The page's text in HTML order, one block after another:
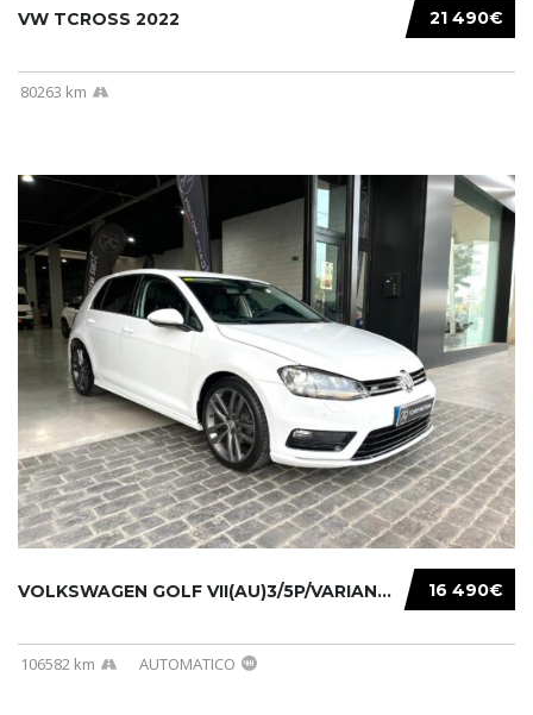
21 490€
VW TCROSS 2022
80263 km
16 490€
VOLKSWAGEN GOLF VII(AU)3/5P/VARIANT(12-16 20...
106582 km AUTOMATICO